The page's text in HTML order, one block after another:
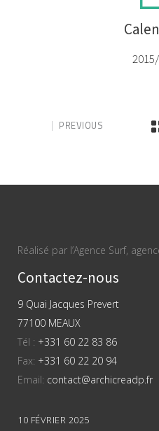
PREVIOUS
Réalisé par l’Agence Surf,
Contactez-nous
9 Quai Jacques Prevert
77100 MEAUX
Tél : +331 60 22 83 86
Fax: +331 60 22 20 94
Email: contact@archicreadp.fr
10 FÉVRIER 2025